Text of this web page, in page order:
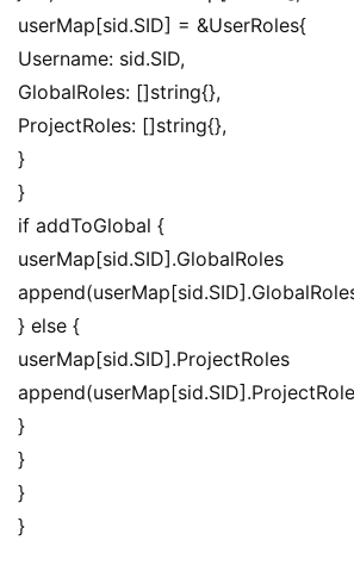
userMap[sid.SID] = &UserRoles{
Username: sid.SID,
GlobalRoles: []string{},
ProjectRoles: []string{},
}
}
if addToGlobal {
} else {
}
}
}
}